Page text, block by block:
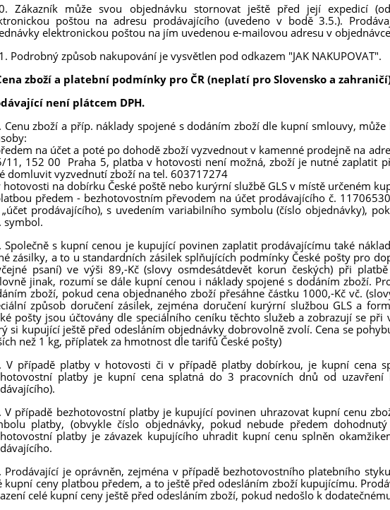
Zákazník může svou objednávku stornovat ještě před její expedicí
poštou na adresu prodávajícího (uvedeno v bodě 3.5.).
elektronickou poštou na jím uvedenou e-mailovou adresu v
Podrobný způsob nakupování je vysvětlen pod odkazem "JAK NAKUPOVAT".
zboží a platební podmínky pro ČR (neplatí pro Slovensko a
není plátcem DPH.
Cenu zboží a příp. náklady spojené s dodáním zboží dle kupní smlouvy,
na účet a poté po dohodě zboží vyzvednout v kamenné prodejně na
11, 152 00 Praha 5, platba v hotovosti není možná, zboží je nutné zaplatit
domluvit vyzvednutí zboží na tel. 603717274
hotovosti na dobírku České poště nebo kurýrní službě GLS v místě určeném
předem - bezhotovostním převodem na účet prodávajícího č.
prodávajícího), s uvedením variabilního symbolu (číslo objednávky),
symbol.
Společně s kupní cenou je kupující povinen zaplatit prodávajícímu také
zásilky, a to u standardních zásilek splňujících podmínky České pošty pro
psaní) ve výši 89,-Kč (slovy osmdesátdevět korun českých) při
jinak, rozumí se dále kupní cenou i náklady spojené s dodáním zboží.
zboží, pokud cena objednaného zboží přesáhne částku 1000,-Kč vč.
způsob doručení zásilek, zejména doručení kurýrní službou GLS a
pošty jsou účtovány dle speciálního ceníku těchto služeb a zobrazují se
si kupující ještě před odesláním objednávky dobrovolně zvolí. Cena se
než 1 kg, příplatek za hmotnost dle tarifů České pošty)
V případě platby v hotovosti či v případě platby dobírkou, je kupní cena
platby je kupní cena splatná do 3 pracovních dnů od
V případě bezhotovostní platby je kupující povinen uhrazovat kupní cenu
platby, (obvykle číslo objednávky, pokud nebude předem
platby je závazek kupujícího uhradit kupní cenu splněn
Prodávající je oprávněn, zejména v případě bezhotovostního platebního
kupní ceny platbou předem, a to ještě před odesláním zboží kupujícímu.
celé kupní ceny ještě před odesláním zboží, pokud nedošlo k